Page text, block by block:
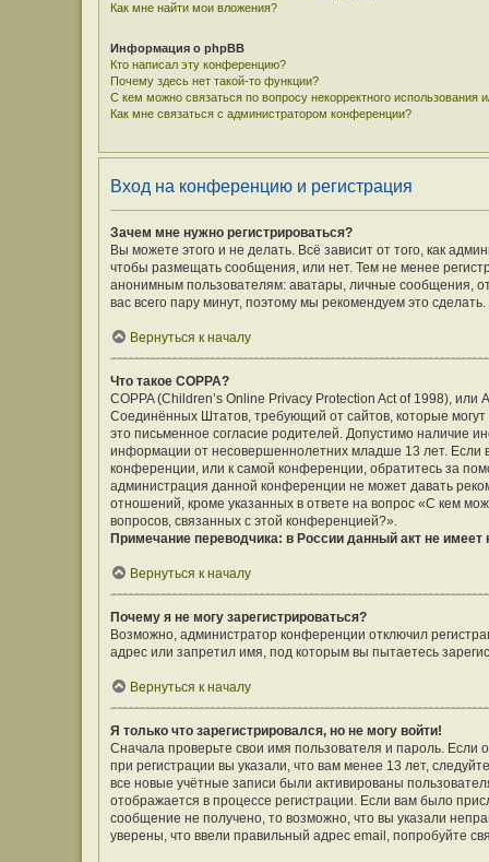
Как мне найти мои вложения?
Информация о phpBB
Кто написал эту конференцию?
Почему здесь нет такой-то функции?
С кем можно связаться по вопросу некорректного
Как мне связаться с администратором конференции?
Вход на конференцию и регистрация
Зачем мне нужно регистрироваться?
Вы можете этого и не делать. Всё зависит от того, как
чтобы размещать сообщения, или нет. Тем не менее
анонимным пользователям: аватары, личные сообщения,
вас всего пару минут, поэтому мы рекомендуем это сделать.
Вернуться к началу
Что такое COPPA?
COPPA (Children’s Online Privacy Protection Act of 1998),
Соединённых Штатов, требующий от сайтов, которые
это письменное согласие родителей. Допустимо наличие
информации от несовершеннолетних младше 13 лет. Если
конференции, или к самой конференции, обратитесь за
администрация данной конференции не может давать
отношений, кроме указанных в ответе на вопрос «С кем
вопросов, связанных с этой конференцией?».
Примечание переводчика: в России данный акт не
Вернуться к началу
Почему я не могу зарегистрироваться?
Возможно, администратор конференции отключил
адрес или запретил имя, под которым вы пытаетесь
Вернуться к началу
Я только что зарегистрировался, но не могу войти!
Сначала проверьте свои имя пользователя и пароль.
при регистрации вы указали, что вам менее 13 лет,
все новые учётные записи были активированы
отображается в процессе регистрации. Если вам было
сообщение не получено, то возможно, что вы указали
уверены, что ввели правильный адрес email, попробуйте